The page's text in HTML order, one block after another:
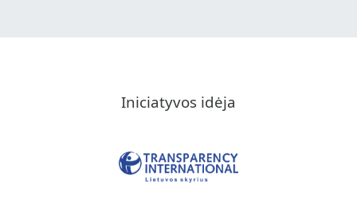
Iniciatyvos idėja